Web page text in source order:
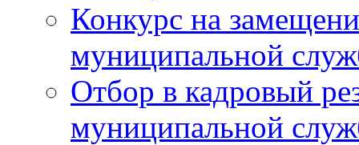
Конкурс на
муниципальной
Отбор в кадровый
муниципальной